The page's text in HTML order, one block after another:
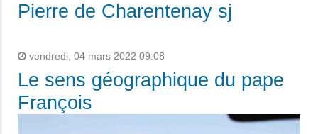
Pierre de Charentenay sj
vendredi, 04 mars 2022 09:08
Le sens géographique du pape
François